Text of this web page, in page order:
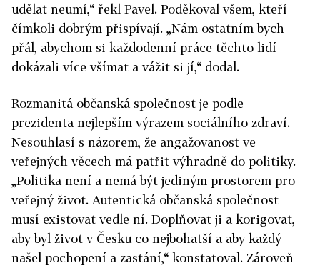
udělat neumí,“ řekl Pavel. Poděkoval všem, kteří
čímkoli dobrým přispívají. „Nám ostatním bych
přál, abychom si každodenní práce těchto lidí
dokázali více všímat a vážit si jí,“ dodal.
Rozmanitá občanská společnost je podle
prezidenta nejlepším výrazem sociálního zdraví.
Nesouhlasí s názorem, že angažovanost ve
veřejných věcech má patřit výhradně do politiky.
„Politika není a nemá být jediným prostorem pro
veřejný život. Autentická občanská společnost
musí existovat vedle ní. Doplňovat ji a korigovat,
aby byl život v Česku co nejbohatší a aby každý
našel pochopení a zastání,“ konstatoval. Zároveň